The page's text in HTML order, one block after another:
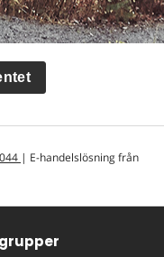
| E-handelslösning från